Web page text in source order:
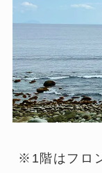
※1階はフロ